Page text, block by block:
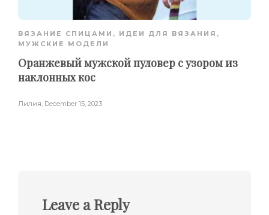
ВЯЗАНИЕ СПИЦАМИ , ИДЕИ ДЛЯ ВЯЗАНИЯ ,
МУЖСКИЕ МОДЕЛИ
Оранжевый мужской пуловер с узором из
наклонных кос
Лилия, December 15, 2023
Leave a Reply